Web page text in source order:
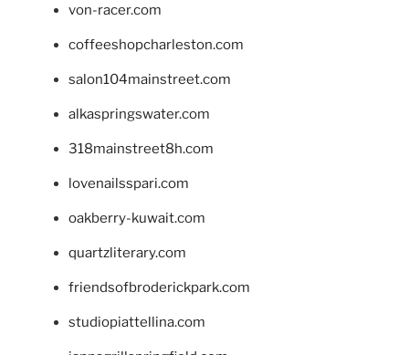
von-racer.com
coffeeshopcharleston.com
salon104mainstreet.com
alkaspringswater.com
318mainstreet8h.com
lovenailsspari.com
oakberry-kuwait.com
quartzliterary.com
friendsofbroderickpark.com
studiopiattellina.com